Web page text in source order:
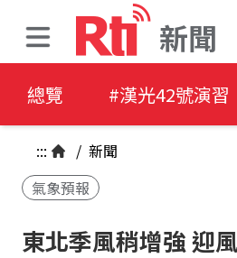
新聞
總覽 #漢光42號演習
::: / 新聞
氣象預報
東北季風稍增強 迎